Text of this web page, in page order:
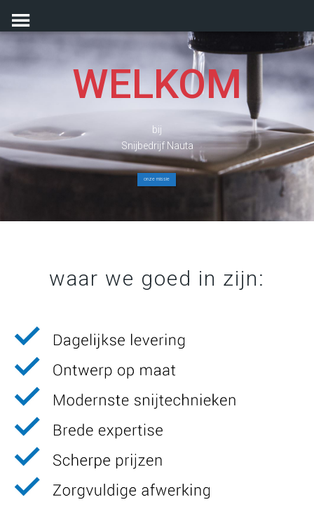
to
WELKOM
bij
Snijbedrijf Nauta
onze missie
waar we goed in zijn: